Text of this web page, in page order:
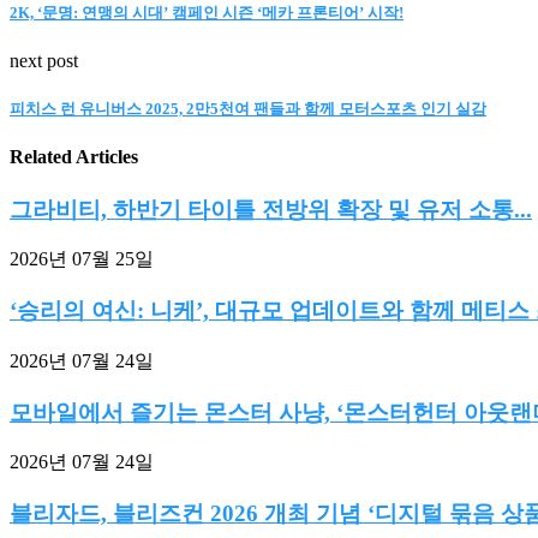
2K, ‘문명: 연맹의 시대’ 캠페인 시즌 ‘메카 프론티어’ 시작!
next post
피치스 런 유니버스 2025, 2만5천여 팬들과 함께 모터스포츠 인기 실감
Related Articles
그라비티, 하반기 타이틀 전방위 확장 및 유저 소통...
2026년 07월 25일
‘승리의 여신: 니케’, 대규모 업데이트와 함께 메티스
2026년 07월 24일
모바일에서 즐기는 몬스터 사냥, ‘몬스터헌터 아웃랜
2026년 07월 24일
블리자드, 블리즈컨 2026 개최 기념 ‘디지털 묶음 상